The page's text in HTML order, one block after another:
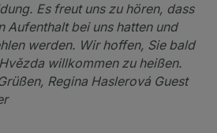
Es freut uns zu hören, dass
Aufenthalt bei uns hatten und
werden. Wir hoffen, Sie bald
willkommen zu heißen.
Regina Haslerová Guest